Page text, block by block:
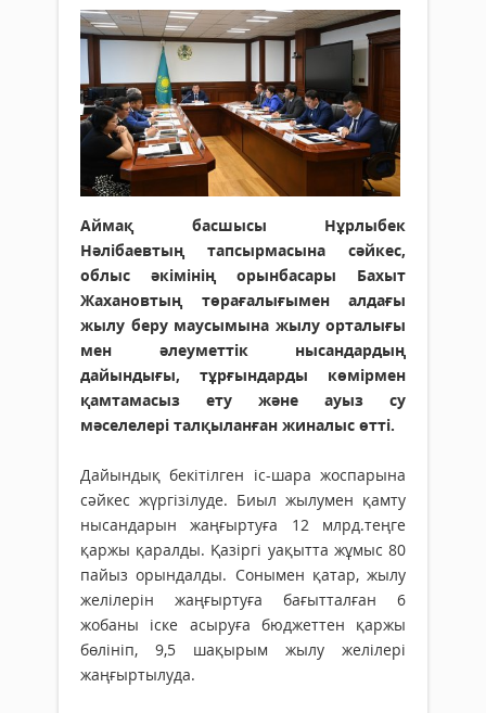
Аймақ басшысы Нұрлыбек
Нәлібаевтың тапсырмасына сәйкес,
облыс әкімінің орынбасары Бахыт
Жахановтың төрағалығымен алдағы
жылу беру маусымына жылу орталығы
мен әлеуметтік нысандардың
дайындығы, тұрғындарды көмірмен
қамтамасыз ету және ауыз су
мәселелері талқыланған жиналыс өтті.
Дайындық бекітілген іс-шара жоспарына
сәйкес жүргізілуде. Биыл жылумен қамту
нысандарын жаңғыртуға 12 млрд.теңге
қаржы қаралды. Қазіргі уақытта жұмыс 80
пайыз орындалды. Сонымен қатар, жылу
желілерін жаңғыртуға бағытталған 6
жобаны іске асыруға бюджеттен қаржы
бөлініп, 9,5 шақырым жылу желілері
жаңғыртылуда.